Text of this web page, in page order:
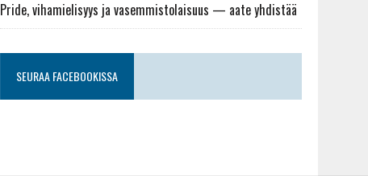
Pride, vihamielisyys ja vasemmistolaisuus — aate yhdistää
SEURAA FACEBOOKISSA